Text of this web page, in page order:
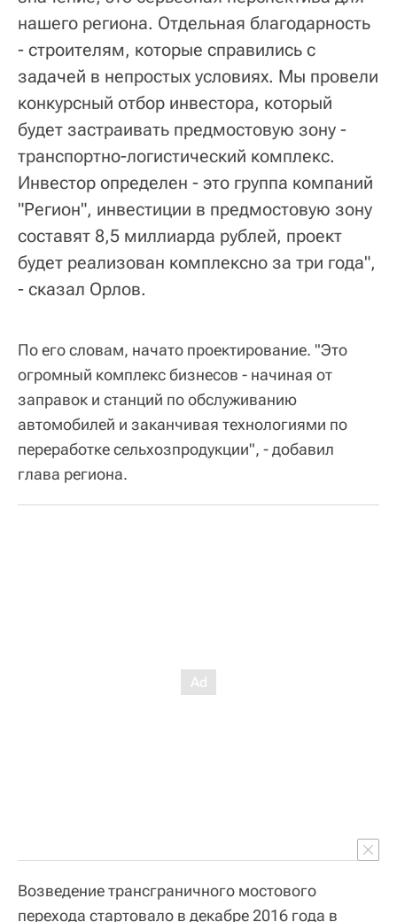
нашего региона. Отдельная благодарность
- строителям, которые справились с
задачей в непростых условиях. Мы провели
конкурсный отбор инвестора, который
будет застраивать предмостовую зону -
транспортно-логистический комплекс.
Инвестор определен - это группа компаний
"Регион", инвестиции в предмостовую зону
составят 8,5 миллиарда рублей, проект
будет реализован комплексно за три года",
- сказал Орлов.
По его словам, начато проектирование. "Это
огромный комплекс бизнесов - начиная от
заправок и станций по обслуживанию
автомобилей и заканчивая технологиями по
переработке сельхозпродукции", - добавил
глава региона.
Возведение трансграничного мостового
перехода стартовало в декабре 2016 года в